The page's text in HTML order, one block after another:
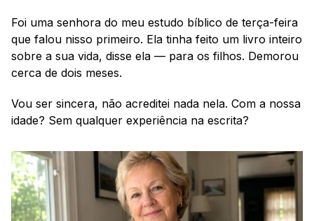
Foi uma senhora do meu estudo bíblico de terça-feira
que falou nisso primeiro. Ela tinha feito um livro inteiro
sobre a sua vida, disse ela — para os filhos. Demorou
cerca de dois meses.
Vou ser sincera, não acreditei nada nela. Com a nossa
idade? Sem qualquer experiência na escrita?